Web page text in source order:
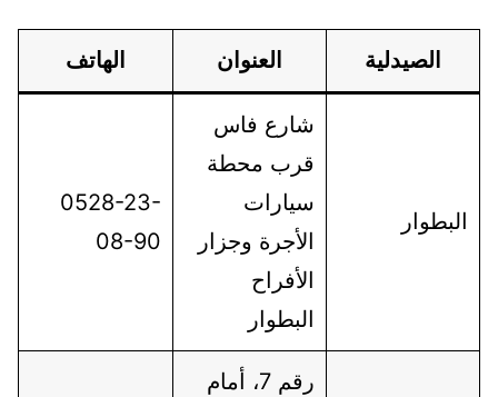
الصيدلية العنوان الهاتف
البطوار
شارع فاس
قرب محطة
سيارات
الأجرة وجزار
الأفراح
البطوار
0528-23-
08-90
رقم 7، أمام